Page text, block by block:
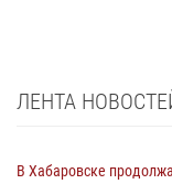
ЛЕНТА
В Хабаровске